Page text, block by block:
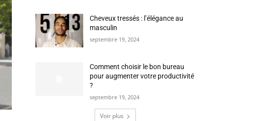
Cheveux tressés : l’élégance au
masculin
septembre 19, 2024
Comment choisir le bon bureau
pour augmenter votre productivité
?
septembre 19, 2024
Voir plus